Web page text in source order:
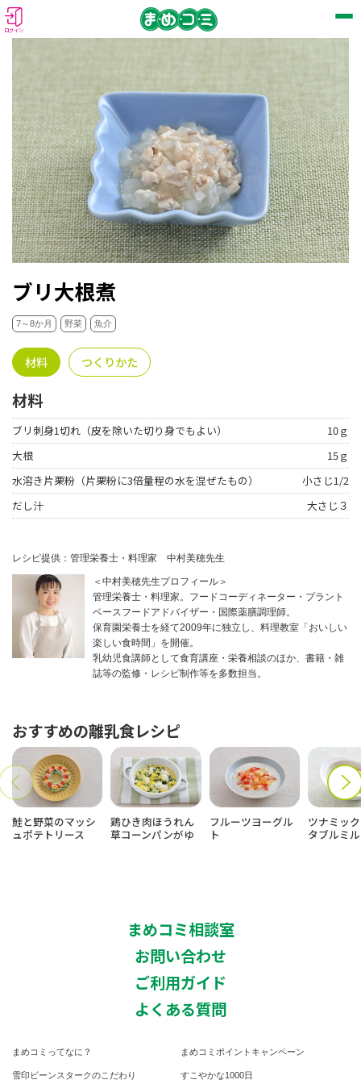
ログイン
ブリ大根煮
7～8か月 野菜 魚介
材料 つくりかた
材料
ブリ刺身1切れ（皮を除いた切り身でもよい）
10ｇ
大根
15ｇ
水溶き片栗粉（片栗粉に3倍量程の水を混ぜたもの）
小さじ1/2
だし汁
大さじ３
レシピ提供：管理栄養士・料理家 中村美穂先生
＜中村美穂先生プロフィール＞
管理栄養士・料理家。フードコーディネーター・プラント
ベースフードアドバイザー・国際薬膳調理師。
保育園栄養士を経て2009年に独立し、料理教室「おいしい
楽しい食時間」を開催。
乳幼児食講師として食育講座・栄養相談のほか、書籍・雑
誌等の監修・レシピ制作等を多数担当。
おすすめの離乳食レシピ
鮭と野菜のマッシ
ュポテトリース
鶏ひき肉ほうれん
草コーンパンがゆ
フルーツヨーグル
ト
ツナミッ
タブルミ
まめコミ相談室
お問い合わせ
ご利用ガイド
よくある質問
まめコミってなに？ まめコミポイントキャンペーン
雪印ビーンスタークのこだわり すこやかな1000日